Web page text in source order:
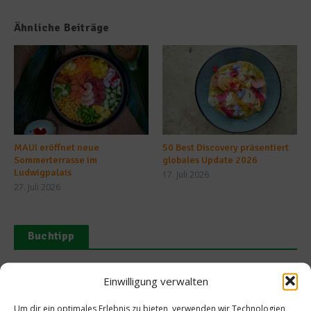
Einwilligung verwalten
Um dir ein optimales Erlebnis zu bieten, verwenden wir Technologien
Ähnliche Beiträge
MAUI eröffnet neue
Sommerterrasse im
Ludwigpalais
27. Juli 2026
50 Best Discovery präsentiert
globales Update 2026
17. Juli 2026
Buchtipp